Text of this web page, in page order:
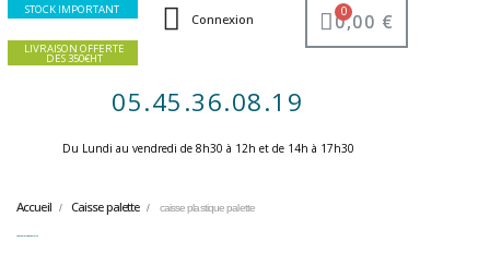
STOCK IMPORTANT
LIVRAISON OFFERTE
DES 350€HT
Connexion 0,00 €
05.45.36.08.19
Du Lundi au vendredi de 8h30 à 12h et de 14h à 17h30 ​
Accueil Caisse palette caisse plastique palette